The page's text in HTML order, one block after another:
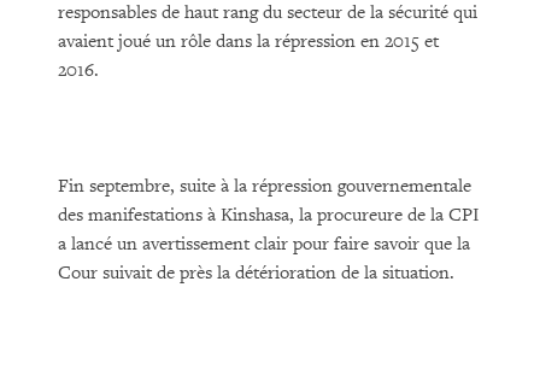
responsables de haut rang du secteur de la sécurité qui
avaient joué un rôle dans la répression en 2015 et
2016.
Fin septembre, suite à la répression gouvernementale
des manifestations à Kinshasa, la procureure de la CPI
a lancé un avertissement clair pour faire savoir que la
Cour suivait de près la détérioration de la situation.